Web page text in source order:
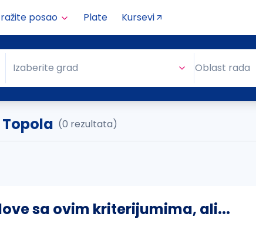
posao Plate Kursevi
Grad
Izaberite grad Oblast rada
(0 rezultata)
sa ovim kriterijumima, ali...